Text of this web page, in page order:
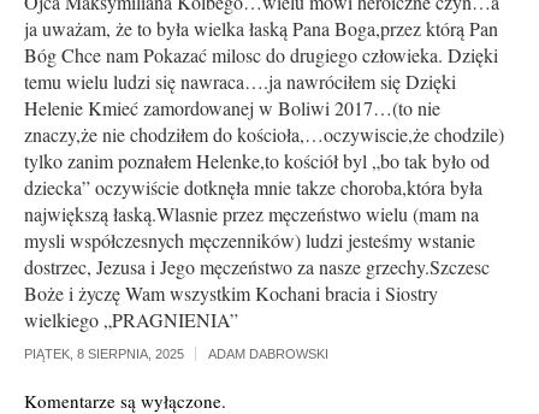
ja uważam, że to była wielka łaską Pana Boga,przez którą Pan
Bóg Chce nam Pokazać milosc do drugiego człowieka. Dzięki
temu wielu ludzi się nawraca….ja nawróciłem się Dzięki
Helenie Kmieć zamordowanej w Boliwi 2017…(to nie
znaczy,że nie chodziłem do kościoła,…oczywiscie,że chodzile)
tylko zanim poznałem Helenke,to kościół byl „bo tak było od
dziecka” oczywiście dotknęła mnie takze choroba,która była
największą łaską.Wlasnie przez męczeństwo wielu (mam na
mysli współczesnych męczenników) ludzi jesteśmy wstanie
dostrzec, Jezusa i Jego męczeństwo za nasze grzechy.Szczesc
Boże i życzę Wam wszystkim Kochani bracia i Siostry
wielkiego „PRAGNIENIA”
PIĄTEK, 8 SIERPNIA, 2025 ADAM DABROWSKI
Komentarze są wyłączone.